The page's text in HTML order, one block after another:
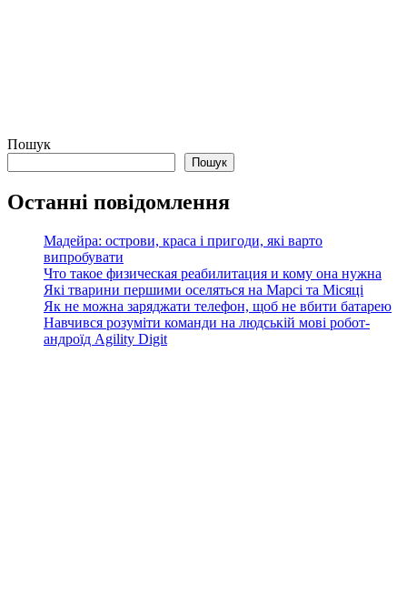
Пошук
Пошук
Останні повідомлення
Мадейра: острови, краса і пригоди, які варто
випробувати
Что такое физическая реабилитация и кому она нужна
Які тварини першими оселяться на Марсі та Місяці
Як не можна заряджати телефон, щоб не вбити батарею
Навчився розуміти команди на людській мові робот-
андроїд Agility Digit